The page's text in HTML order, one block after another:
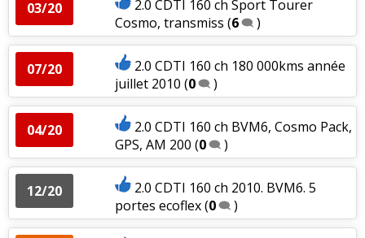
03/20
2.0 CDTI 160 ch Sport Tourer
Cosmo, transmiss (6 )
07/20
2.0 CDTI 160 ch 180 000kms année
juillet 2010 (0 )
04/20
2.0 CDTI 160 ch BVM6, Cosmo Pack,
GPS, AM 200 (0 )
12/20
2.0 CDTI 160 ch 2010. BVM6. 5
portes ecoflex(0 )